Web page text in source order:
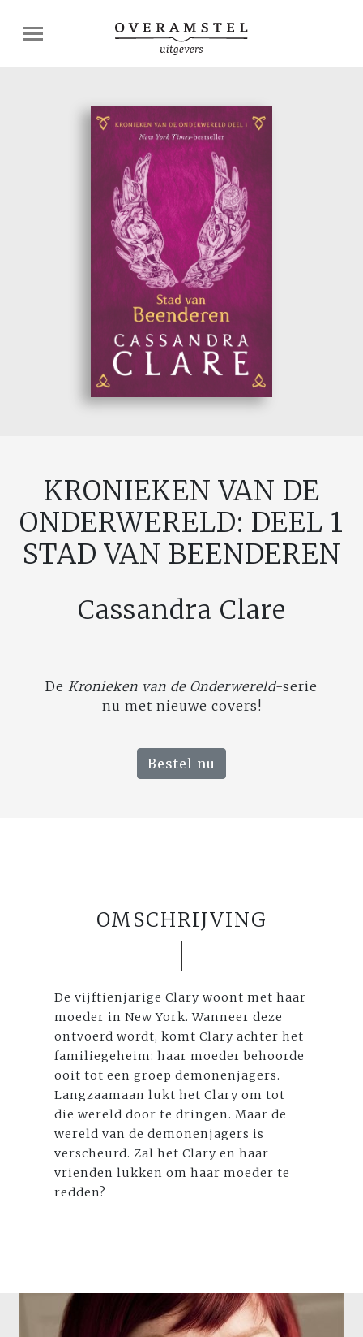
KRONIEKEN VAN DE
ONDERWERELD: DEEL 1
STAD VAN BEENDEREN
Cassandra Clare
De Kronieken van de Onderwereld-serie
nu met nieuwe covers!
Bestel nu
OMSCHRIJVING
De vijftienjarige Clary woont met haar
moeder in New York. Wanneer deze
ontvoerd wordt, komt Clary achter het
familiegeheim: haar moeder behoorde
ooit tot een groep demonenjagers.
Langzaamaan lukt het Clary om tot
die wereld door te dringen. Maar de
wereld van de demonenjagers is
verscheurd. Zal het Clary en haar
vrienden lukken om haar moeder te
redden?